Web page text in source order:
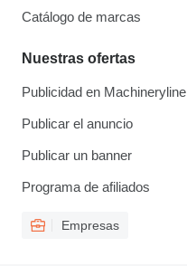
Catálogo de marcas
Nuestras ofertas
Publicidad en Machineryline
Publicar el anuncio
Publicar un banner
Programa de afiliados
Empresas